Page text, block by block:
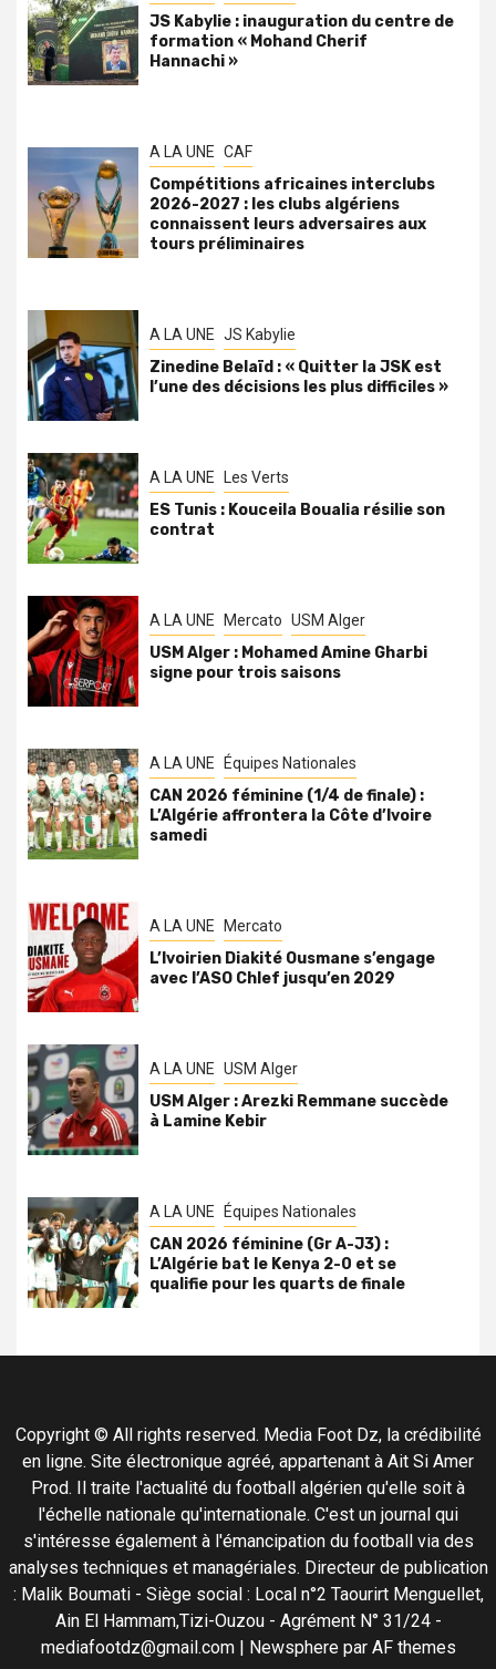
JS Kabylie : inauguration du centre de
formation « Mohand Cherif
Hannachi »
A LA UNE CAF
Compétitions africaines interclubs
2026-2027 : les clubs algériens
connaissent leurs adversaires aux
tours préliminaires
A LA UNE JS Kabylie
Zinedine Belaïd : « Quitter la JSK est
l’une des décisions les plus difficiles »
A LA UNE Les Verts
ES Tunis : Kouceila Boualia résilie son
contrat
A LA UNE Mercato USM Alger
USM Alger : Mohamed Amine Gharbi
signe pour trois saisons
A LA UNE Équipes Nationales
CAN 2026 féminine (1/4 de finale) :
L’Algérie affrontera la Côte d’Ivoire
samedi
A LA UNE Mercato
L’Ivoirien Diakité Ousmane s’engage
avec l’ASO Chlef jusqu’en 2029
A LA UNE USM Alger
USM Alger : Arezki Remmane succède
à Lamine Kebir
A LA UNE Équipes Nationales
CAN 2026 féminine (Gr A-J3) :
L’Algérie bat le Kenya 2-0 et se
qualifie pour les quarts de finale
Copyright © All rights reserved. Media Foot Dz, la crédibilité
en ligne. Site électronique agréé, appartenant à Ait Si Amer
Prod. Il traite l'actualité du football algérien qu'elle soit à
l'échelle nationale qu'internationale. C'est un journal qui
s'intéresse également à l'émancipation du football via des
analyses techniques et managériales. Directeur de publication
: Malik Boumati - Siège social : Local n°2 Taourirt Menguellet,
Ain El Hammam,Tizi-Ouzou - Agrément N° 31/24 -
mediafootdz@gmail.com | Newspherepar AF themes